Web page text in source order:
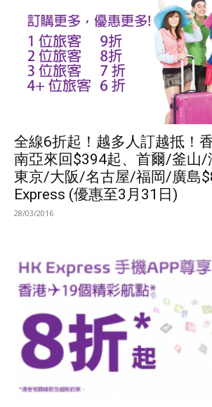
全線6折起！越多人訂越抵！
南亞來回$394起、首爾/釜山/
東京/大阪/名古屋/福岡/廣島
Express (優惠至3月31日)
28/03/2016